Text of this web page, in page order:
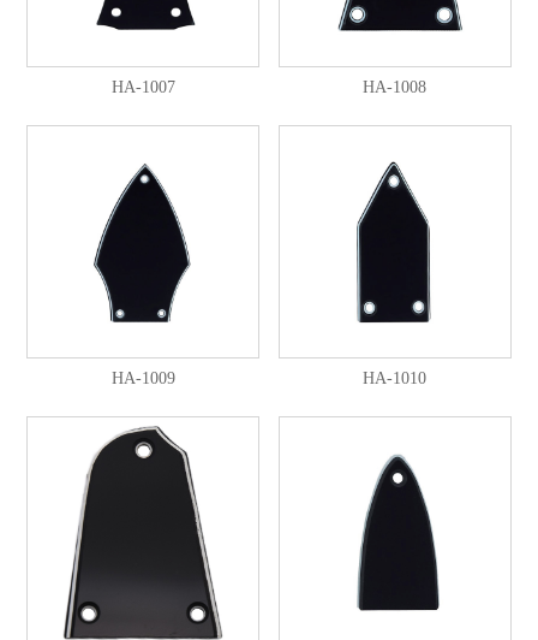
HA-1007 HA-1008
HA-1009 HA-1010